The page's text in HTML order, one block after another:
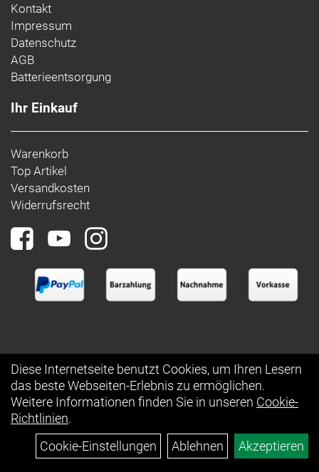
Kontakt
Impressum
Datenschutz
AGB
Batterieentsorgung
Ihr Einkauf
Warenkorb
Top Artikel
Versandkosten
Widerrufsrecht
Diese Internetseite benutzt Cookies, um Ihren Lesern
das beste Webseiten-Erlebnis zu ermöglichen.
Weitere Informationen finden Sie in unseren Cookie-
Richtlinien.
Cookie-Einstellungen
Ablehnen Akzeptieren
Auftrag widerrufen